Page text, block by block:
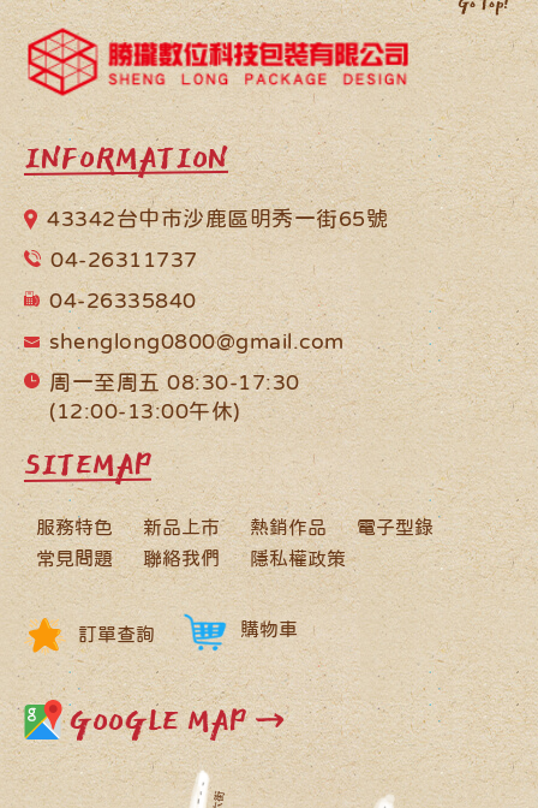
INFORMATION
43342台中市沙鹿區明秀一街65號
04-26311737
04-26335840
shenglong0800@gmail.com
周一至周五 08:30-17:30
(12:00-13:00午休)
SITEMAP
服務特色 新品上市 熱銷作品
電子型錄
常見問題
聯絡我們 隱私權政策
訂單查詢 購物車
GOOGLE MAP →